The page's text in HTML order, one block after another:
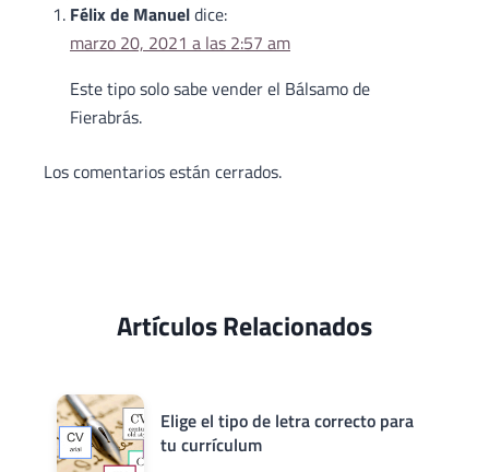
Félix de Manueldice:
marzo 20, 2021 a las 2:57 am
Este tipo solo sabe vender el Bálsamo de
Fierabrás.
Los comentarios están cerrados.
Artículos Relacionados
Elige el tipo de letra correcto para
tu currículum